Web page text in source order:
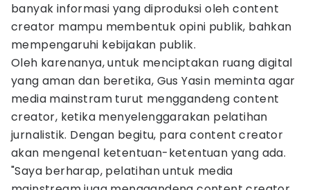
banyak informasi yang diproduksi oleh content
creator mampu membentuk opini publik, bahkan
mempengaruhi kebijakan publik.
Oleh karenanya, untuk menciptakan ruang digital
yang aman dan beretika, Gus Yasin meminta agar
media mainstram turut menggandeng content
creator, ketika menyelenggarakan pelatihan
jurnalistik. Dengan begitu, para content creator
akan mengenal ketentuan-ketentuan yang ada.
"Saya berharap, pelatihan untuk media